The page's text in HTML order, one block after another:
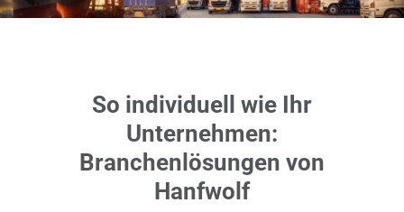
So individuell wie Ihr
Unternehmen:
Branchenlösungen von
Hanfwolf